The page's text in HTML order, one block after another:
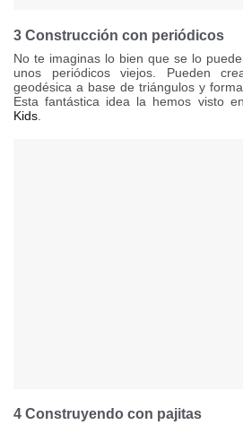
3 Construcción con periódicos
No te imaginas lo bien que se lo
unos periódicos viejos. Pueden
geodésica a base de triángulos y
Esta fantástica idea la hemos visto
Kids
4 Construyendo con pajitas